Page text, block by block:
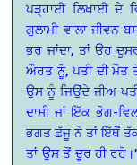
ਪੜ੍ਹਾਈ ਲਿਖਾਈ ਦੇ
ਗੁਲਾਮੀ ਵਾਲਾ
ਭਰ ਜਾਂਦਾ, ਤਾਂ ਉਹ
ਔਰਤ ਨੂੰ, ਪਤੀ ਦੀ ਮੌਤ
ਉਸ ਨੂੰ ਜਿਉਂਦੇ ਜੀਅ
ਦਾਸੀ ਜਾਂ ਇੱਕ ਭੋਗ-
ਭਗਤ ਛੱਜੂ ਨੇ ਤਾਂ ਇੱਥੋਂ ਤੱਕ
ਤਾਂ ਉਸ ਤੋਂ ਦੂਰ ਹੀ